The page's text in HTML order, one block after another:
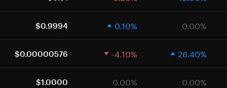
$0.9994 0.10% 0.00%
$0.00000576 -4.10% 26.40%
$1.0000 0.00% 0.00%